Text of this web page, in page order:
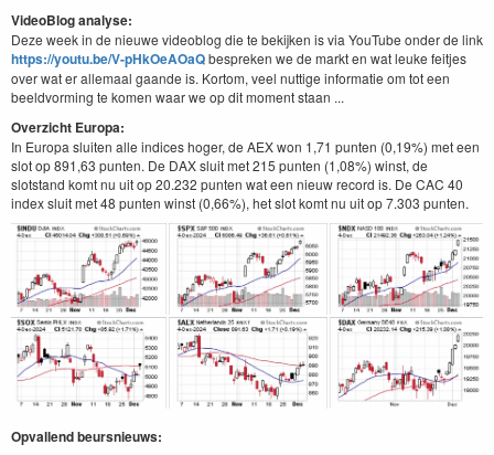
VideoBlog analyse:
Deze week in de nieuwe videoblog die te bekijken is via YouTube onder de link
https://youtu.be/V-pHkOeAOaQbespreken we de markt en wat leuke feitjes
over wat er allemaal gaande is. Kortom, veel nuttige informatie om tot een
beeldvorming te komen waar we op dit moment staan ...
Overzicht Europa:
In Europa sluiten alle indices hoger, de AEX won 1,71 punten (0,19%) met een
slot op 891,63 punten. De DAX sluit met 215 punten (1,08%) winst, de
slotstand komt nu uit op 20.232 punten wat een nieuw record is. De CAC 40
index sluit met 48 punten winst (0,66%), het slot komt nu uit op 7.303 punten.
Opvallend beursnieuws: